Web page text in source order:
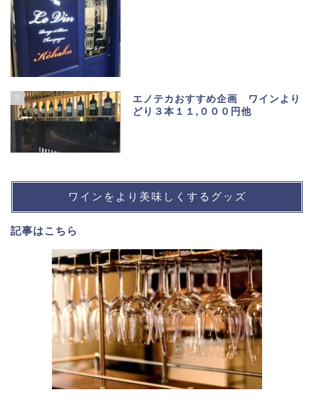
5
エノテカおすすめ企画 ワインより
どり３本１１,０００円他
ワインをより美味しくするグッズ
記事はこちら